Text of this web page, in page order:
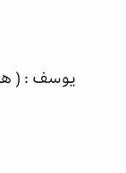
يوسف : ( هز